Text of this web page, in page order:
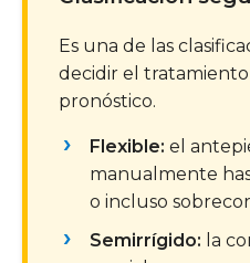
Es una de las
decidir el tratamiento
pronóstico.
Flexible: el
manualmente
o incluso
Semirrígido: la